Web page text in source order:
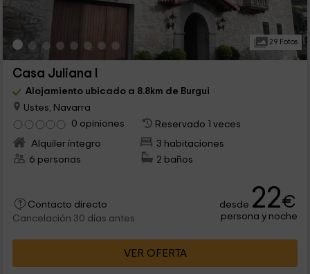
29 Fotos
Casa Juliana I
Alojamiento ubicado a 8.8km de Burgui
Ustes, Navarra
0 opiniones
Reservado 1 veces
Alquiler íntegro
3 habitaciones
6 personas
2 baños
Contacto directo
Cancelación 30 días antes
desde 22€
persona y noche
VER OFERTA